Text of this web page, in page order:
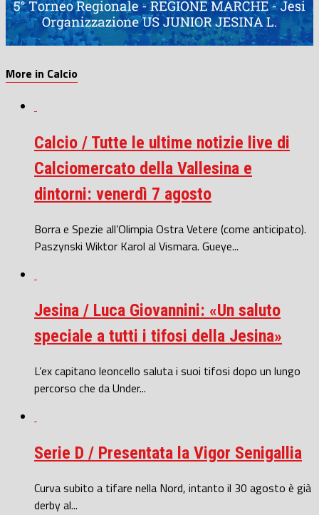
More in Calcio
Calcio / Tutte le ultime notizie live di
Calciomercato della Vallesina e
dintorni: venerdì 7 agosto
Borra e Spezie all’Olimpia Ostra Vetere (come anticipato).
Paszynski Wiktor Karol al Vismara. Gueye...
Jesina / Luca Giovannini: «Un saluto
speciale a tutti i tifosi della Jesina»
L’ex capitano leoncello saluta i suoi tifosi dopo un lungo
percorso che da Under...
Serie D / Presentata la Vigor Senigallia
Curva subito a tifare nella Nord, intanto il 30 agosto è già
derby al...